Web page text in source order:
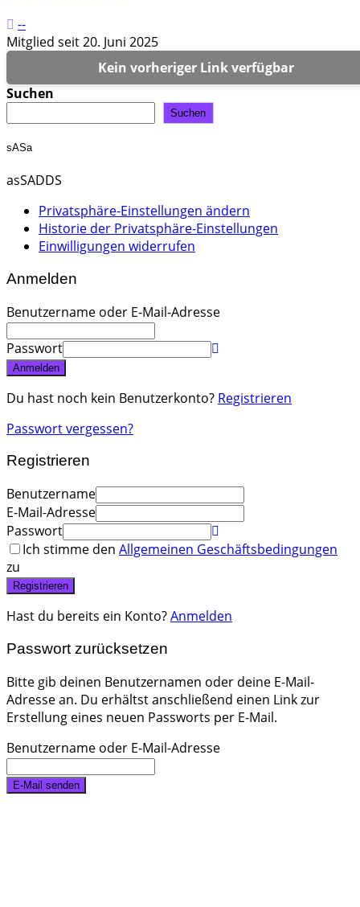
--
Mitglied seit 20. Juni 2025
Kein vorheriger Link verfügbar
Suchen
Suchen
sASa
asSADDS
Privatsphäre-Einstellungen ändern
Historie der Privatsphäre-Einstellungen
Einwilligungen widerrufen
Anmelden
Benutzername oder E-Mail-Adresse
Passwort
Anmelden
Du hast noch kein Benutzerkonto? Registrieren
Passwort vergessen?
Registrieren
Benutzername
E-Mail-Adresse
Passwort
Ich stimme den Allgemeinen Geschäftsbedingungen
zu
Registrieren
Hast du bereits ein Konto?Anmelden
Passwort zurücksetzen
Bitte gib deinen Benutzernamen oder deine E-Mail-
Adresse an. Du erhältst anschließend einen Link zur
Erstellung eines neuen Passworts per E-Mail.
Benutzername oder E-Mail-Adresse
E-Mail senden